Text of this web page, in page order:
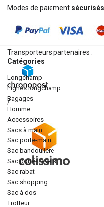
Modes de paiement sécurisés
Transporteurs partenaires :
/
Catégories
longchamp
lignes longchamp
bagages
homme
accessoires
sacs à main
sac porté-main
sac bandoulière
sac porté-travers
sac rabat
sac shopping
sac à dos
trotteur